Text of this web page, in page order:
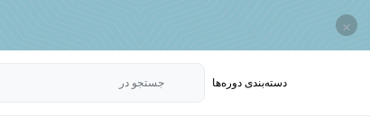
×
دسته‌بندی‌ دوره‌ها جستجو در